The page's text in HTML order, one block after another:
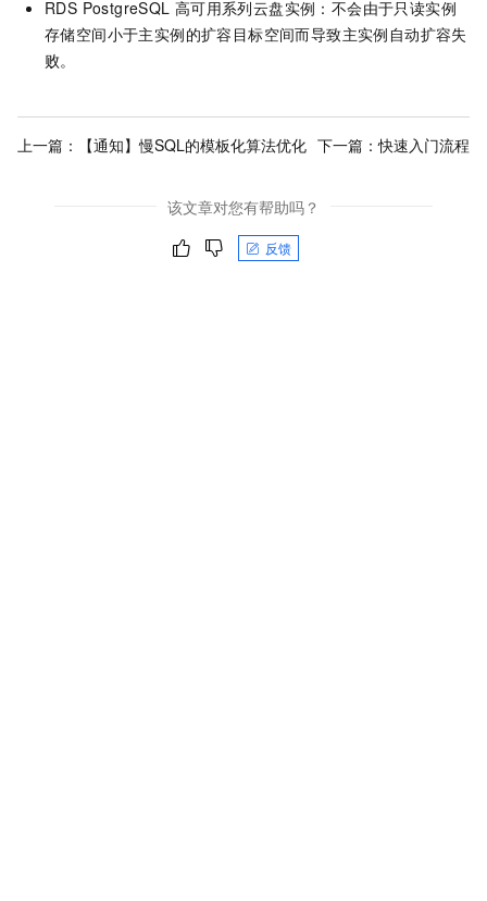
RDS PostgreSQL 高可用系列云盘实例：不会由于只读实例
存储空间小于主实例的扩容目标空间而导致主实例自动扩容失
败。
上一篇： 【通知】慢SQL的模板化算法优化 下一篇：快速入门流程
该文章对您有帮助吗？
反馈